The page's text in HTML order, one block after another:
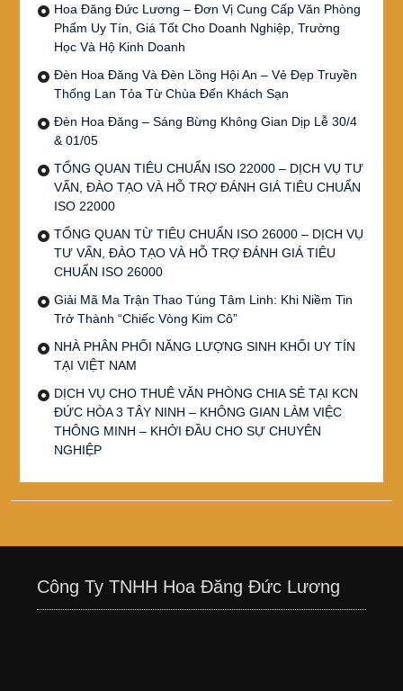
Hoa Đăng Đức Lương – Đơn Vị Cung Cấp Văn Phòng
Phẩm Uy Tín, Giá Tốt Cho Doanh Nghiệp, Trường
Học Và Hộ Kinh Doanh
Đèn Hoa Đăng Và Đèn Lồng Hội An – Vẻ Đẹp Truyền
Thống Lan Tỏa Từ Chùa Đến Khách Sạn
Đèn Hoa Đăng – Sáng Bừng Không Gian Dịp Lễ 30/4
& 01/05
TỔNG QUAN TIÊU CHUẨN ISO 22000 – DỊCH VỤ TƯ
VẤN, ĐÀO TẠO VÀ HỖ TRỢ ĐÁNH GIÁ TIÊU CHUẨN
ISO 22000
TỔNG QUAN TỪ TIÊU CHUẨN ISO 26000 – DỊCH VỤ
TƯ VẤN, ĐÀO TẠO VÀ HỖ TRỢ ĐÁNH GIÁ TIÊU
CHUẨN ISO 26000
Giải Mã Ma Trận Thao Túng Tâm Linh: Khi Niềm Tin
Trở Thành “Chiếc Vòng Kim Cô”
NHÀ PHÂN PHỐI NĂNG LƯỢNG SINH KHỐI UY TÍN
TẠI VIỆT NAM
DỊCH VỤ CHO THUÊ VĂN PHÒNG CHIA SẺ TẠI KCN
ĐỨC HÒA 3 TÂY NINH – KHÔNG GIAN LÀM VIỆC
THÔNG MINH – KHỞI ĐẦU CHO SỰ CHUYÊN
NGHIỆP
Công Ty TNHH Hoa Đăng Đức Lương